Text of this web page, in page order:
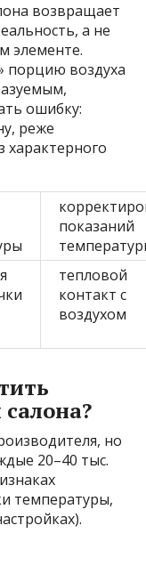
возвращает
а не
элементе.
порцию воздуха
ошибку:
реже
характерного
показаний
тепловой
контакт с
воздухом
но
20–40 тыс.
температуры,